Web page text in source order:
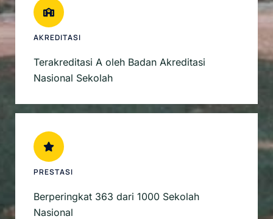
AKREDITASI
Terakreditasi A oleh Badan Akreditasi
Nasional Sekolah
PRESTASI
Berperingkat 363 dari 1000 Sekolah
Nasional